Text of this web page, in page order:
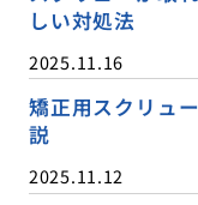
しい対処法
2025.11.16
矯正用スクリュ
説
2025.11.12